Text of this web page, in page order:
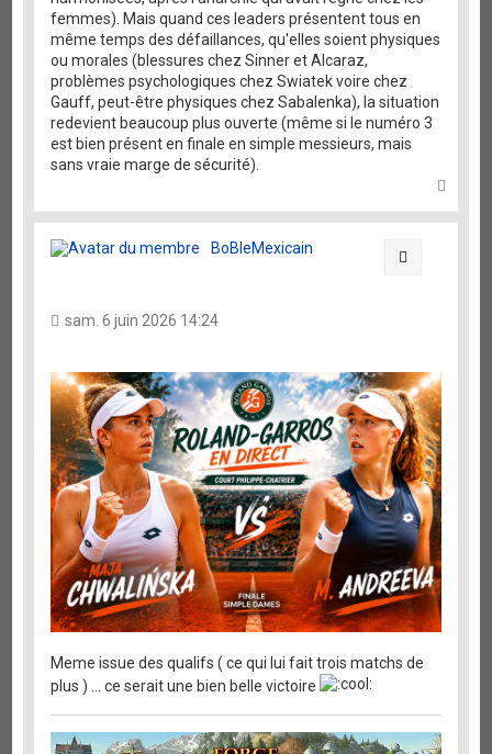
femmes). Mais quand ces leaders présentent tous en
même temps des défaillances, qu'elles soient physiques
ou morales (blessures chez Sinner et Alcaraz,
problèmes psychologiques chez Swiatek voire chez
Gauff, peut-être physiques chez Sabalenka), la situation
redevient beaucoup plus ouverte (même si le numéro 3
est bien présent en finale en simple messieurs, mais
sans vraie marge de sécurité).
u
BoBleMexicain
sam. 6 juin 2026 14:24
Meme issue des qualifs ( ce qui lui fait trois matchs de
plus ) ... ce serait une bien belle victoire